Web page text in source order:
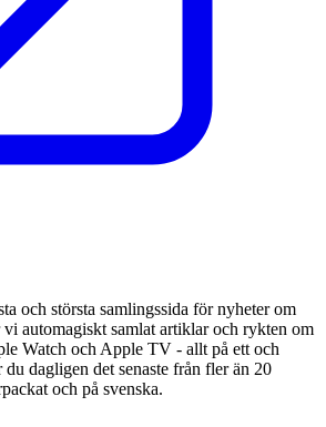
och största samlingssida för nyheter om
automagiskt samlat artiklar och rykten om
Watch och Apple TV - allt på ett och
dagligen det senaste från fler än 20
och på svenska.